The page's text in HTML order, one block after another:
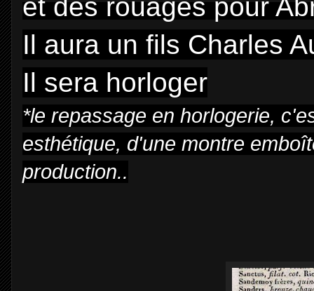
et des rouages pour
Il aura un fils Charles
Il sera horloger
*le repassage en horlogerie,
esthétique, d'une montre
production..